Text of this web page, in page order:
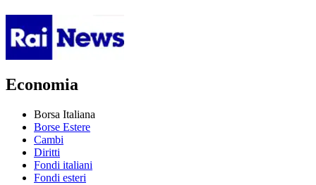
Economia
Borsa Italiana
Borse Estere
Cambi
Diritti
Fondi italiani
Fondi esteri